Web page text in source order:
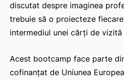
discutat despre imaginea
trebuie să o proiecteze
intermediul unei cărți de
Acest bootcamp face parte
cofinanțat de Uniunea